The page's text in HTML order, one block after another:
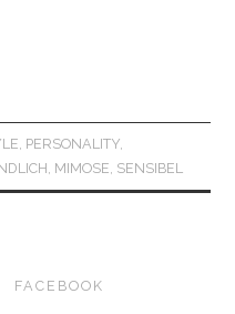
PERSONALITY,
MIMOSE SENSIBEL
FACEBOOK